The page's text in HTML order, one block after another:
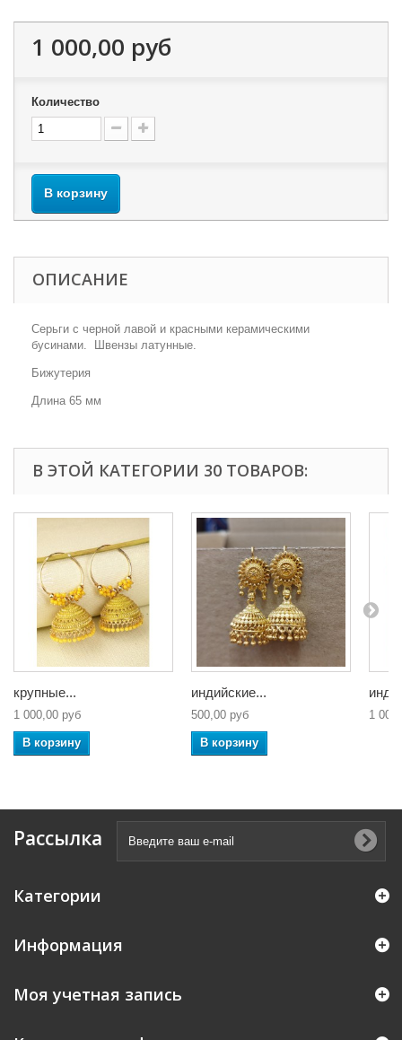
1 000,00 руб
Количество
В корзину
ОПИСАНИЕ
Серьги с черной лавой и красными керамическими
бусинами. Швензы латунные.
Бижутерия
Длина 65 мм
В ЭТОЙ КАТЕГОРИИ 30 ТОВАРОВ:
крупные...
1 000,00 руб
В корзину
индийские...
500,00 руб
В корзину
1
Рассылка
Категории
Информация
Моя учетная запись